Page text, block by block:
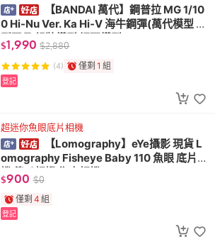
【BANDAI 萬代】鋼普拉 MG 1/10
0 Hi-Nu Ver. Ka Hi-V 海牛鋼彈(萬代模型 模
型玩具 組裝模型 鋼彈模型)
$1,990 $2,880
(4) 僅剩 1 組
登記
超迷你魚眼底片相機
【Lomography】eYe攝影 現貨 L
omography Fisheye Baby 110 魚眼 底片相
機 傻瓜相機 復古相機 LOMO
$900 $0
僅剩 4 組
登記